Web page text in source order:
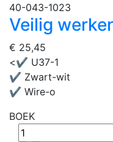
40-043-1023
Veilig
€ 25,45
<✔ U37-1
✔ Zwart-wit
✔ Wire-o
BOEK